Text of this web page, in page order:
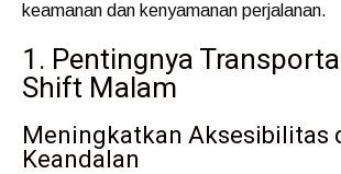
keamanan dan kenyamanan perjalanan.
1. Pentingnya
Shift Malam
Meningkatkan Aksesibilitas
Keandalan